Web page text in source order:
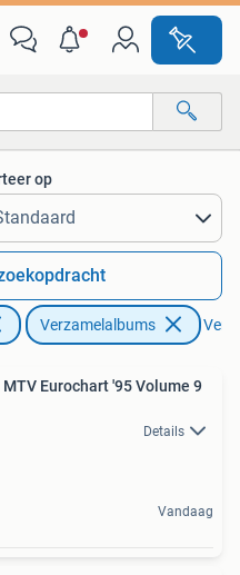
op
Verzamelalbums
Eurochart '95 Volume 9
Details
Vandaag